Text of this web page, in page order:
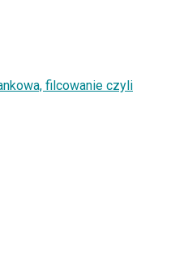
filcowanie czyli